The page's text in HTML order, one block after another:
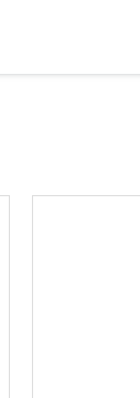
diệt vi
trì chất lượng
hợp với
tinh khiết,